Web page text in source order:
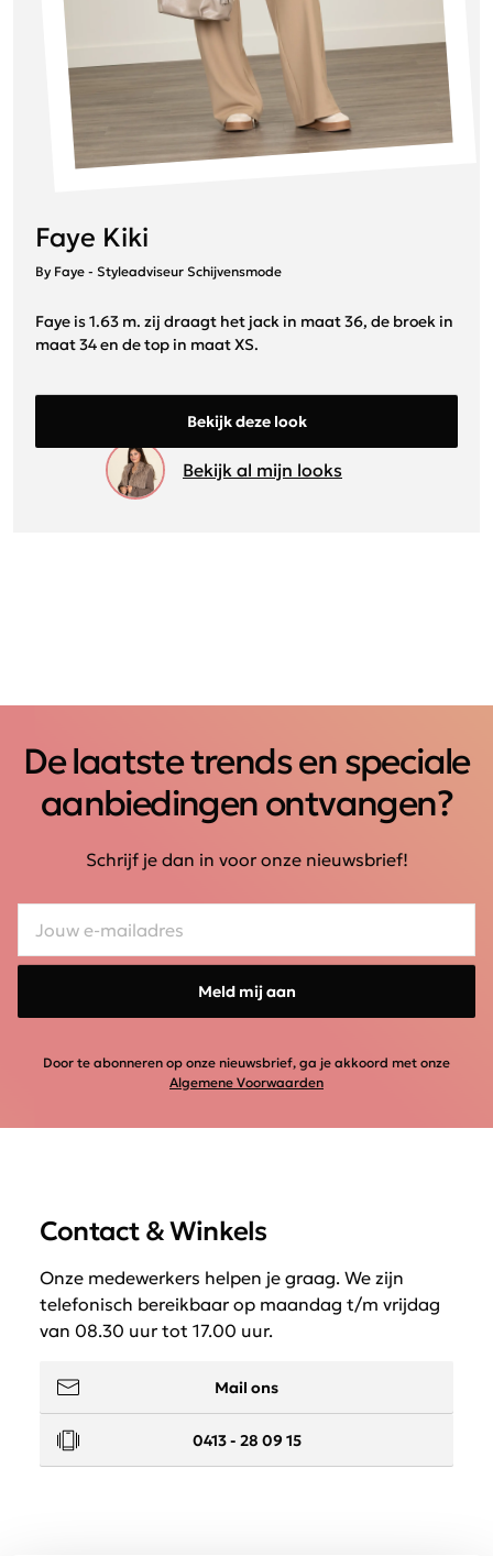
Faye Kiki
By Faye - Styleadviseur Schijvensmode
Faye is 1.63 m. zij draagt het jack in maat 36, de broek in
maat 34 en de top in maat XS.
Bekijk deze look
Bekijk al mijn looks
De laatste trends en speciale
aanbiedingen ontvangen?
Schrijf je dan in voor onze nieuwsbrief!
Meld mij aan
Door te abonneren op onze nieuwsbrief, ga je akkoord met onze
Algemene Voorwaarden
Contact & Winkels
Onze medewerkers helpen je graag. We zijn
telefonisch bereikbaar op maandag t/m vrijdag
van 08.30 uur tot 17.00 uur.
Mail ons
0413 - 28 09 15